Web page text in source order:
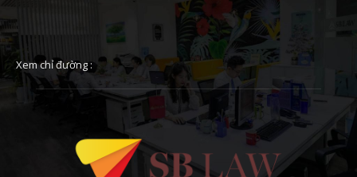
Xem chỉ đường :